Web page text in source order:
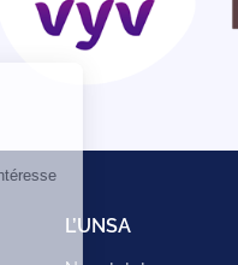
L’UNSA